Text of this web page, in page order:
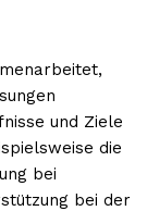
und Ziele
die
bei
bei der